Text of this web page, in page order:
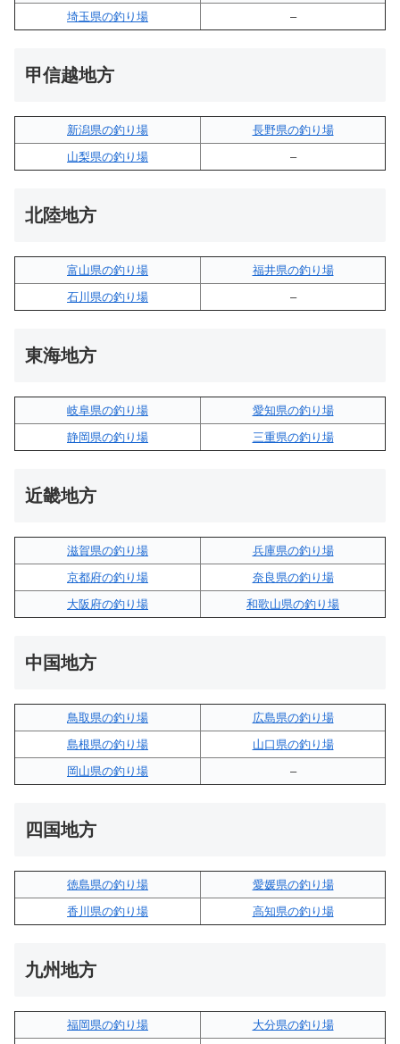
埼玉県の釣り場
–
甲信越地方
新潟県の釣り場
長野県の釣り場
山梨県の釣り場
–
北陸地方
富山県の釣り場
福井県の釣り場
石川県の釣り場
–
東海地方
岐阜県の釣り場
愛知県の釣り場
静岡県の釣り場
三重県の釣り場
近畿地方
滋賀県の釣り場
兵庫県の釣り場
京都府の釣り場
奈良県の釣り場
大阪府の釣り場
和歌山県の釣り場
中国地方
鳥取県の釣り場
広島県の釣り場
島根県の釣り場
山口県の釣り場
岡山県の釣り場
–
四国地方
徳島県の釣り場
愛媛県の釣り場
香川県の釣り場
高知県の釣り場
九州地方
福岡県の釣り場 大分県の釣り場